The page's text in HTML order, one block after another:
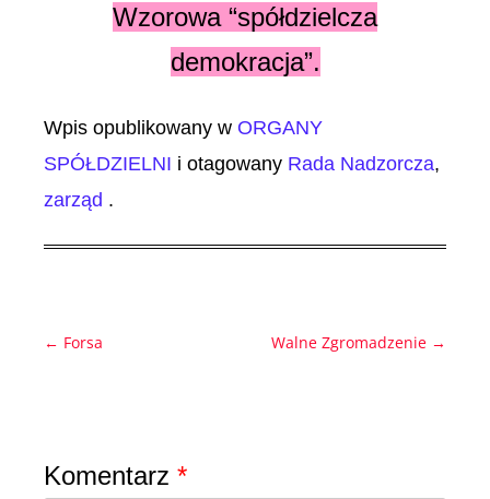
Wzorowa “spółdzielcza
demokracja”.
Wpis opublikowany w ORGANY
SPÓŁDZIELNI i otagowany Rada Nadzorcza,
zarząd .
Nawigacja
← Forsa Walne Zgromadzenie →
Komentarz *